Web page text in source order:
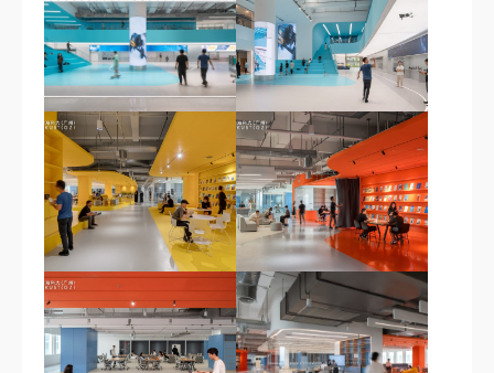
科广人物
合作交流
媒体报道
全球伙伴
求知无疆
交流动态
联系我们